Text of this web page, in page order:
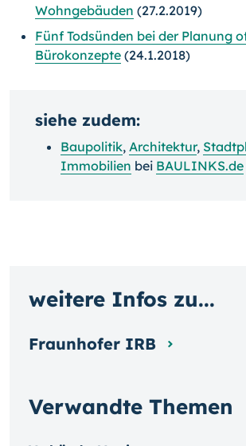
Wohngebäuden (27.2.2019)
Fünf Todsünden bei der Planung
Bürokonzepte (24.1.2018)
siehe zudem:
Baupolitik, Architektur,
Immobilien bei BAULINKS.de
Verwandte Themen
weitere Infos zu...
Fraunhofer IRB